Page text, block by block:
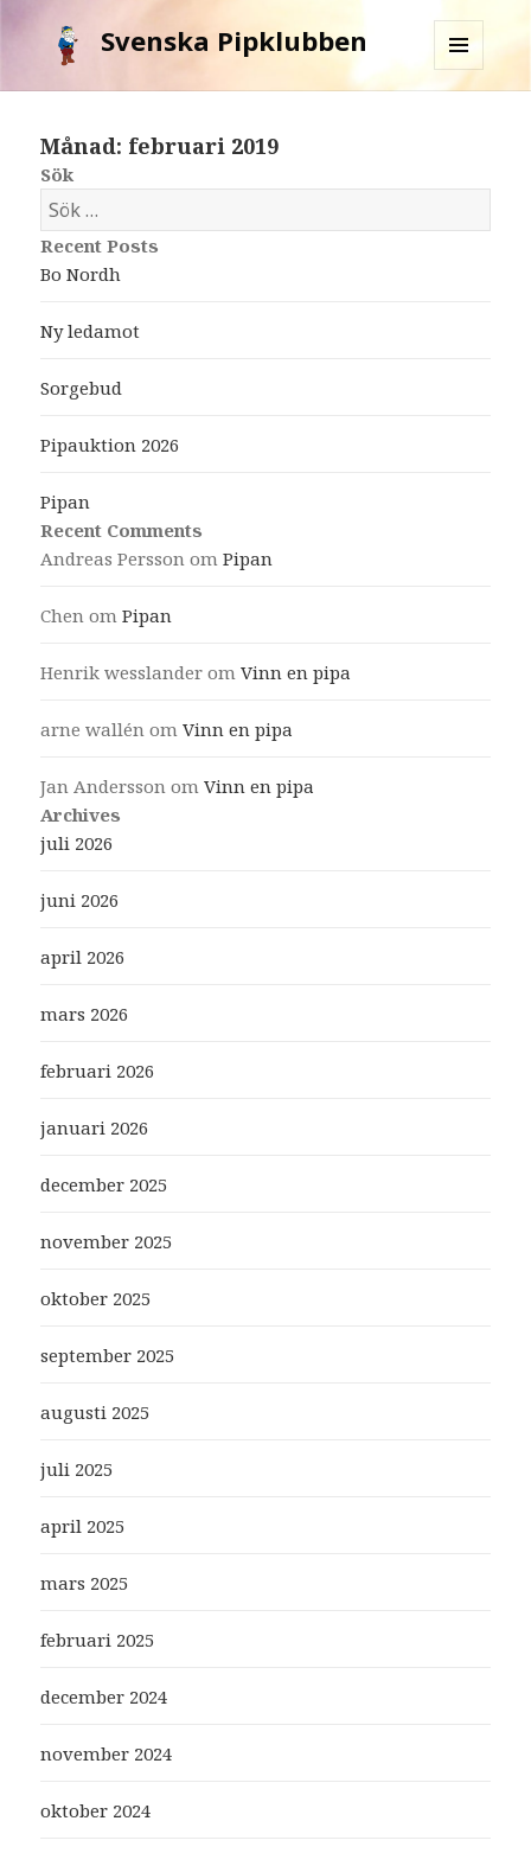
Svenska Pipklubben
MENY
Månad: februari 2019
Sök
S
ö
k
e
t
r
Recent Posts
Bo Nordh
Ny ledamot
Sorgebud
Pipauktion 2026
Pipan
Recent Comments
Andreas Persson omPipan
Chen omPipan
Henrik wesslander omVinn en pipa
arne wallén omVinn en pipa
Jan Andersson omVinn en pipa
Archives
juli 2026
juni 2026
april 2026
mars 2026
februari 2026
januari 2026
december 2025
november 2025
oktober 2025
september 2025
augusti 2025
juli 2025
april 2025
mars 2025
februari 2025
december 2024
november 2024
oktober 2024